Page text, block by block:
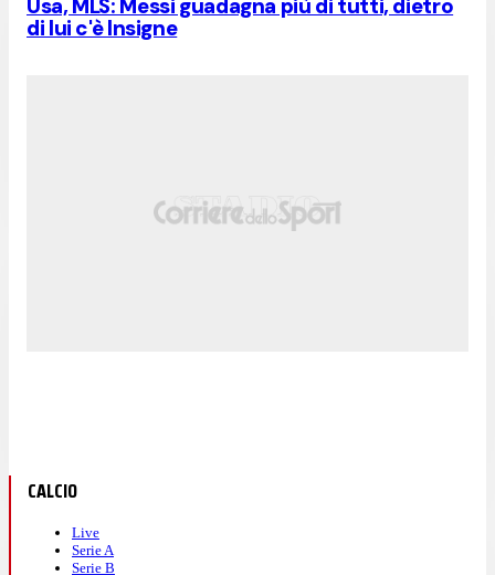
Usa, MLS: Messi guadagna più di tutti, dietro
di lui c'è Insigne
CALCIO
Live
Serie A
Serie B